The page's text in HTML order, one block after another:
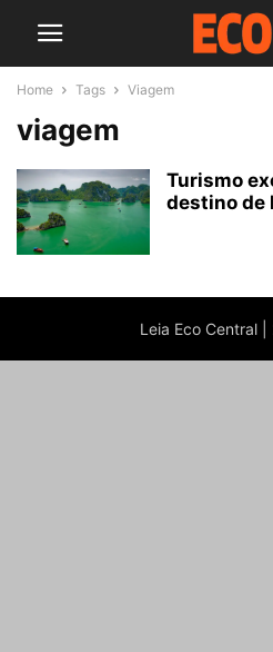
Home Tags Viagem
viagem
Turismo
destino de
Leia Eco Central |